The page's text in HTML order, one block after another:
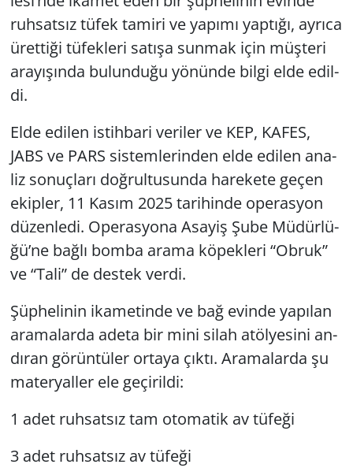
ruh­sat­sız tüfek ta­mi­ri ve ya­pı­mı yap­tı­ğı, ay­rı­ca
üret­ti­ği tü­fek­le­ri sa­tı­şa sun­mak için müş­te­ri
ara­yı­şın­da bu­lun­du­ğu yö­nün­de bilgi elde edil­
di.
Elde edi­len is­tih­ba­ri ve­ri­ler ve KEP, KAFES,
JABS ve PARS sis­tem­le­rin­den elde edi­len ana­
liz so­nuç­la­rı doğ­rul­tu­sun­da ha­re­ke­te geçen
ekip­ler, 11 Kasım 2025 ta­ri­hin­de ope­ras­yon
dü­zen­le­di. Ope­ras­yo­na Asa­yiş Şube Mü­dür­lü­
ğü’ne bağlı bomba arama kö­pek­le­ri “Obruk”
ve “Tali” de des­tek verdi.
Şüp­he­li­nin ika­me­tin­de ve bağ evin­de ya­pı­lan
ara­ma­lar­da adeta bir mini silah atöl­ye­si­ni an­
dı­ran gö­rün­tü­ler or­ta­ya çıktı. Ara­ma­lar­da şu
ma­ter­yal­ler ele ge­çi­ril­di:
1 adet ruh­sat­sız tam oto­ma­tik av tü­fe­ği
3 adet ruh­sat­sız av tü­fe­ği